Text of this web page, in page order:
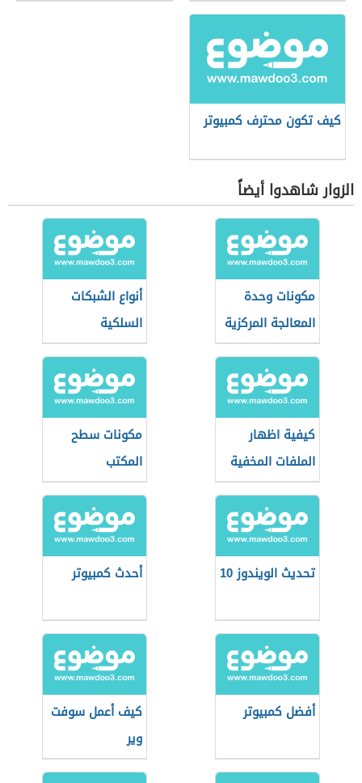
كيف تكون محترف كمبيوتر
الزوار شاهدوا أيضاً
مكونات وحدة
المعالجة المركزية
أنواع الشبكات
السلكية
كيفية اظهار
الملفات المخفية
مكونات سطح
المكتب
تحديث الويندوز 10 أحدث كمبيوتر
أفضل كمبيوتر
كيف أعمل سوفت
وير